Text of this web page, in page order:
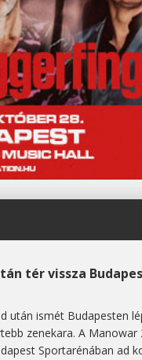
tér vissza
után ismét Budapesten
zenekara. A Manowar
Sportarénában ad